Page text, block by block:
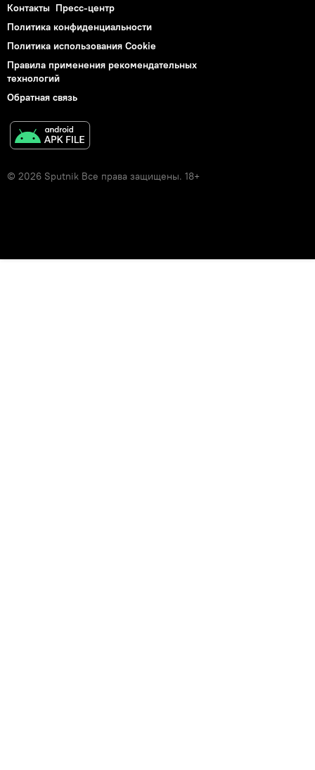
Контакты Пресс-центр
Политика конфиденциальности
Политика использования Cookie
Правила применения рекомендательных
технологий
Обратная связь
© 2026 Sputnik Все права защищены. 18+